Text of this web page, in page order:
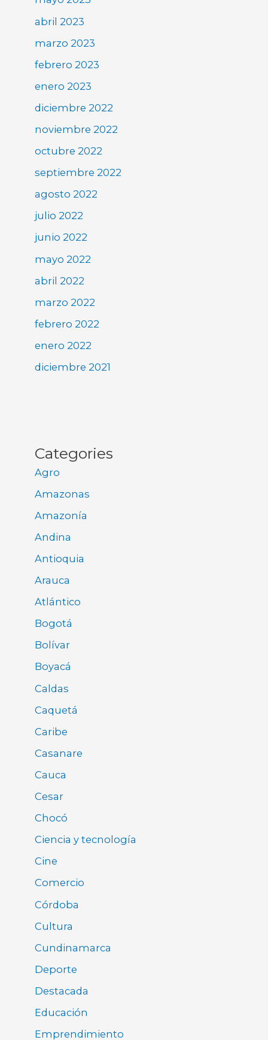
abril 2023
marzo 2023
febrero 2023
enero 2023
diciembre 2022
noviembre 2022
octubre 2022
septiembre 2022
agosto 2022
julio 2022
junio 2022
mayo 2022
abril 2022
marzo 2022
febrero 2022
enero 2022
diciembre 2021
Categories
Agro
Amazonas
Amazonía
Andina
Antioquia
Arauca
Atlántico
Bogotá
Bolívar
Boyacá
Caldas
Caquetá
Caribe
Casanare
Cauca
Cesar
Chocó
Ciencia y tecnología
Cine
Comercio
Córdoba
Cultura
Cundinamarca
Deporte
Destacada
Educación
Emprendimiento